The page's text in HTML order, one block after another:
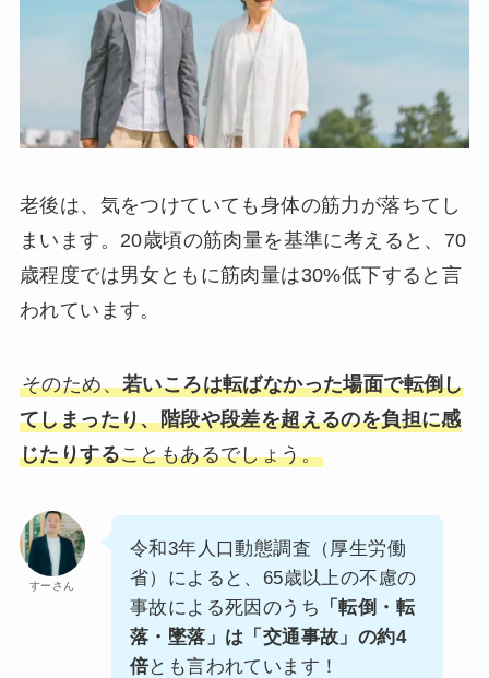
老後は、気をつけていても身体の筋力が落ちてし
まいます。20歳頃の筋肉量を基準に考えると、70
歳程度では男女ともに筋肉量は30%低下すると言
われています。
そのため、若いころは転ばなかった場面で転倒し
てしまったり、階段や段差を超えるのを負担に感
じたりすることもあるでしょう。
すーさん
令和3年人口動態調査（厚生労働
省）によると、65歳以上の不慮の
事故による死因のうち
「転倒・転
落・墜落」は「交通事故」の約4
倍とも言われています！